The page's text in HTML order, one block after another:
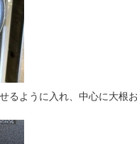
るように入れ、中心に大根